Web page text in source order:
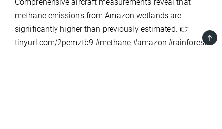
Comprehensive aircraft measurements reveal that
methane emissions from Amazon wetlands are
significantly higher than previously estimated. 👉
tinyurl.com/2pemztb9 #methane #amazon #rainforestTOP